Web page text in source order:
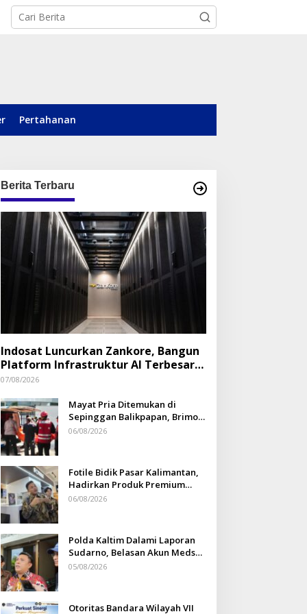
Pertahanan
Berita Terbaru
Indosat Luncurkan Zankore, Bangun
Platform Infrastruktur AI Terbesar
di Asia Tenggara
07/08/2026
Mayat Pria Ditemukan di
Sepinggan Balikpapan, Brimob
Lakukan Pengamanan TKP
06/08/2026
Fotile Bidik Pasar Kalimantan,
Hadirkan Produk Premium
Yang Makin Terjangkau
06/08/2026
Polda Kaltim Dalami Laporan
Sudarno, Belasan Akun Medsos
Masih Tahap Penyelidikan
05/08/2026
Otoritas Bandara Wilayah VII